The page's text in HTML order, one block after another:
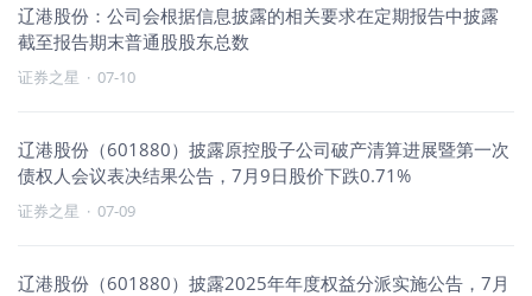
辽港股份：公司会根据信息披露的相关要求在定期报告中披露
截至报告期末普通股股东总数
证券之星 · 07-10
辽港股份（601880）披露原控股子公司破产清算进展暨第一次
债权人会议表决结果公告，7月9日股价下跌0.71%
证券之星 · 07-09
辽港股份（601880）披露2025年年度权益分派实施公告，7月